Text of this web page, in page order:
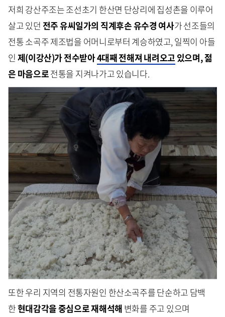
저희 강산주조는 조선초기 한산면 단상리에 집성촌을 이루어
살고 있던 전주 유씨일가의 직계후손 유수경 여사가 선조들의
전통 소곡주 제조법을 어머니로부터 계승하였고, 일찍이 아들
인 제(이강산)가 전수받아4대째 전해져 내려오고 있으며,젊
은 마음으로전통을 지켜나가고 있습니다.
또한 우리 지역의 전통자원인 한산소곡주를 단순하고 담백
한현대감각을 중심으로 재해석해 변화를 주고 있으며